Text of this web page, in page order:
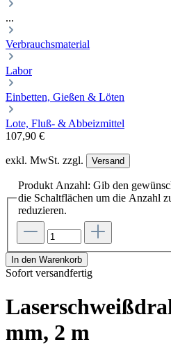
...
Verbrauchsmaterial
Labor
Einbetten, Gießen & Löten
Lote, Fluß- & Abbeizmittel
107,90 €
exkl. MwSt. zzgl. Versand
Produkt Anzahl: Gib den
die Schaltflächen um die Anzahl
reduzieren.
In den Warenkorb
Sofort versandfertig
mm, 2 m